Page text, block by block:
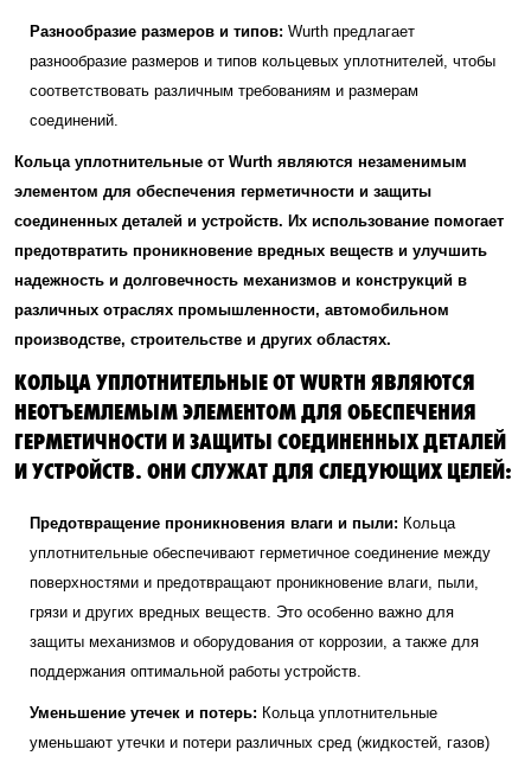
Разнообразие размеров и типов: Wurth предлагает
разнообразие размеров и типов кольцевых уплотнителей, чтобы
соответствовать различным требованиям и размерам
соединений.
Кольца уплотнительные от Wurth являются незаменимым
элементом для обеспечения герметичности и защиты
соединенных деталей и устройств. Их использование помогает
предотвратить проникновение вредных веществ и улучшить
надежность и долговечность механизмов и конструкций в
различных отраслях промышленности, автомобильном
производстве, строительстве и других областях.
КОЛЬЦА УПЛОТНИТЕЛЬНЫЕ ОТ WURTH ЯВЛЯЮТСЯ
НЕОТЪЕМЛЕМЫМ ЭЛЕМЕНТОМ ДЛЯ ОБЕСПЕЧЕНИЯ
ГЕРМЕТИЧНОСТИ И ЗАЩИТЫ СОЕДИНЕННЫХ ДЕТАЛЕЙ
И УСТРОЙСТВ. ОНИ СЛУЖАТ ДЛЯ СЛЕДУЮЩИХ ЦЕЛЕЙ:
Предотвращение проникновения влаги и пыли: Кольца
уплотнительные обеспечивают герметичное соединение между
поверхностями и предотвращают проникновение влаги, пыли,
грязи и других вредных веществ. Это особенно важно для
защиты механизмов и оборудования от коррозии, а также для
поддержания оптимальной работы устройств.
Уменьшение утечек и потерь: Кольца уплотнительные
уменьшают утечки и потери различных сред (жидкостей, газов)